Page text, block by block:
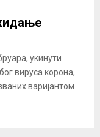
укинути
вируса корона,
варијантом